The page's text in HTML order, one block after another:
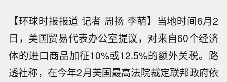
【环球时报报道 记者 周扬 李萌】当地时间6月2
日，美国贸易代表办公室提议，对来自60个经济
体的进口商品加征10%或12.5%的额外关税。路
透社称，在今年2月美国最高法院裁定联邦政府依